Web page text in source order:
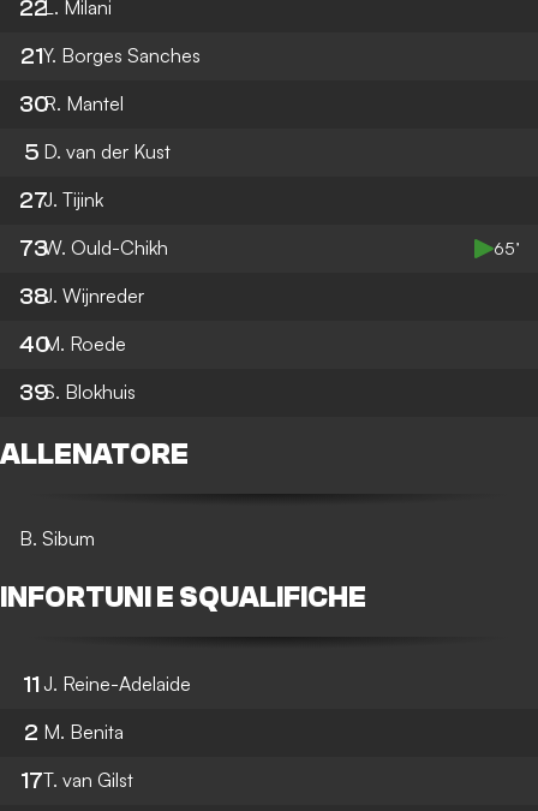
22L. Milani
21Y. Borges Sanches
30R. Mantel
5 D. van der Kust
27J. Tijink
73W. Ould-Chikh 65’
38J. Wijnreder
40M. Roede
39S. Blokhuis
ALLENATORE
B. Sibum
INFORTUNI E SQUALIFICHE
11 J. Reine-Adelaide
2 M. Benita
17T. van Gilst